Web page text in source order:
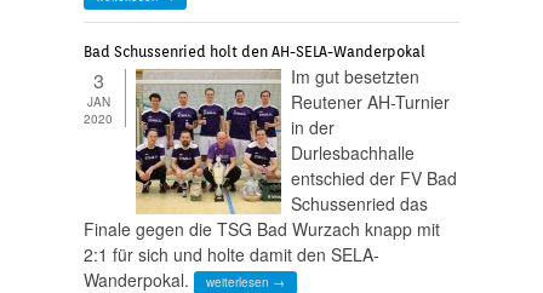
Bad Schussenried holt den AH-SELA-Wanderpokal
3
JAN
2020
Im gut besetzten
Reutener AH-Turnier
in der
Durlesbachhalle
entschied der FV Bad
Schussenried das
Finale gegen die TSG Bad Wurzach knapp mit
2:1 für sich und holte damit den SELA-
Wanderpokal.
weiterlesen →